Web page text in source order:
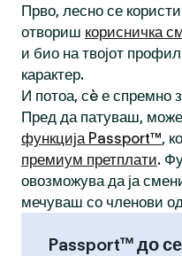
Прво, лесно се
отвориш корисничка
и био на твојот
карактер.
И потоа, сè е спремно
Пред да патуваш,
функција Passport™,
премиум претплати.
овозможува да ја
мечуваш со членови
Passport™ до